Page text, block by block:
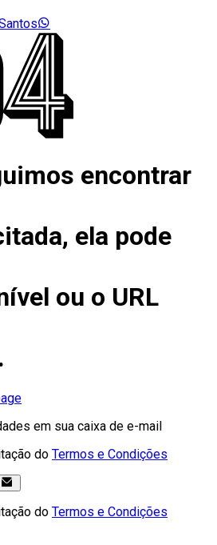
encontrar
ela pode
ou o URL
em sua caixa de e-mail
do Termos e Condições
do Termos e Condições